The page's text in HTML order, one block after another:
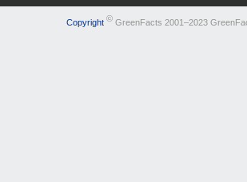
Copyright © GreenFacts 2001–2023